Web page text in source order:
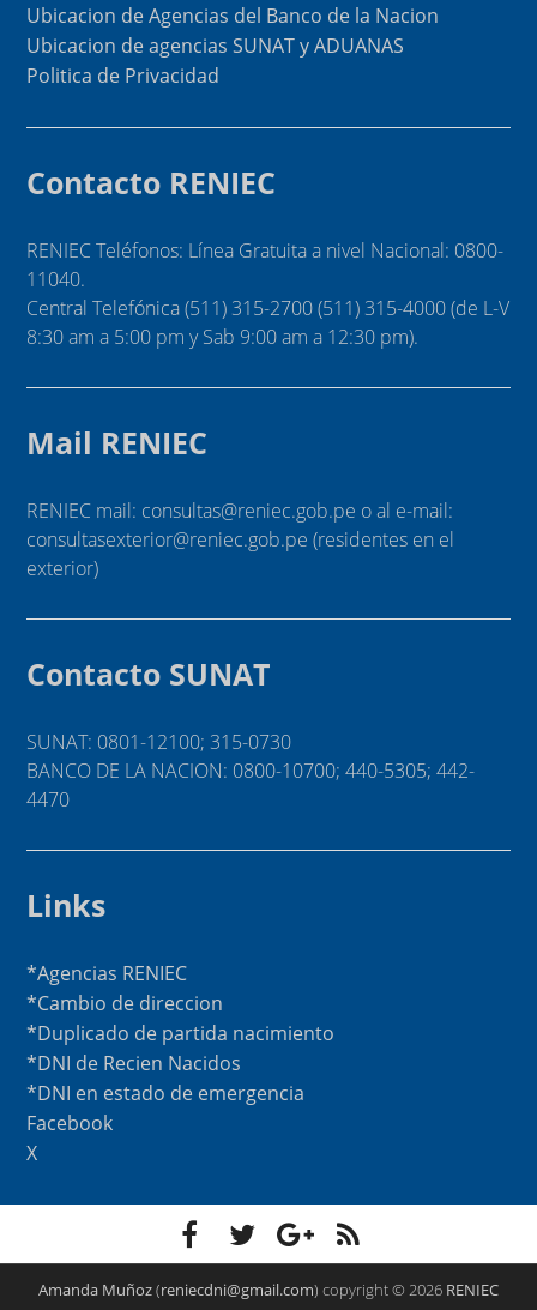
Ubicacion de Agencias del Banco de la Nacion
Ubicacion de agencias SUNAT y ADUANAS
Politica de Privacidad
Contacto RENIEC
RENIEC Teléfonos: Línea Gratuita a nivel Nacional: 0800-
11040.
Central Telefónica (511) 315-2700 (511) 315-4000 (de L-V
8:30 am a 5:00 pm y Sab 9:00 am a 12:30 pm).
Mail RENIEC
RENIEC mail: consultas@reniec.gob.pe o al e-mail:
consultasexterior@reniec.gob.pe (residentes en el
exterior)
Contacto SUNAT
SUNAT: 0801-12100; 315-0730
BANCO DE LA NACION: 0800-10700; 440-5305; 442-
4470
Links
*Agencias RENIEC
*Cambio de direccion
*Duplicado de partida nacimiento
*DNI de Recien Nacidos
*DNI en estado de emergencia
Facebook
X
c
e
b
i
t
t
G
o
g
l
e
d
Amanda Muñoz(reniecdni@gmail.com) copyright ©2026 RENIEC